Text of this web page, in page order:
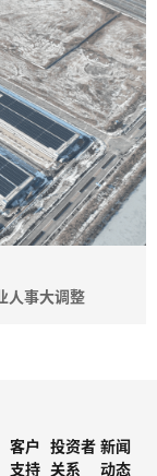
人事大调整
客户
支持
投资者
关系
新闻
动态